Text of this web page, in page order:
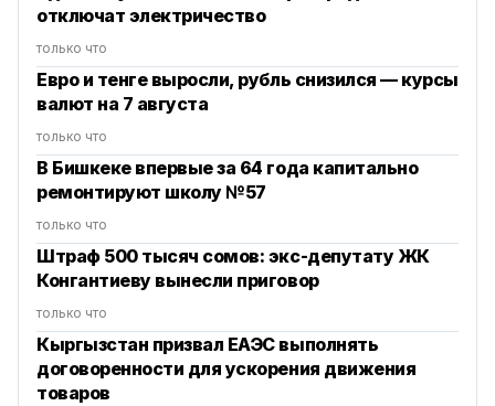
отключат электричество
только что
Евро и тенге выросли, рубль снизился — курсы
валют на 7 августа
только что
В Бишкеке впервые за 64 года капитально
ремонтируют школу №57
только что
Штраф 500 тысяч сомов: экс-депутату ЖК
Конгантиеву вынесли приговор
только что
Кыргызстан призвал ЕАЭС выполнять
договоренности для ускорения движения
товаров